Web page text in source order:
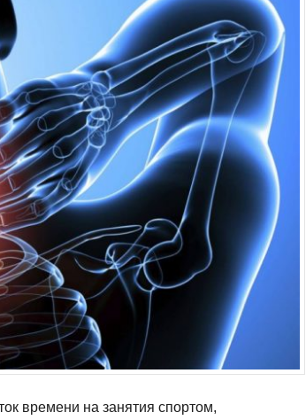
времени на занятия спортом,